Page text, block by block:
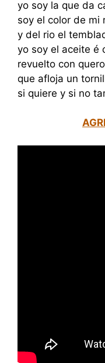
yo soy la que da
soy el color de mi
y del rio el
yo soy el aceite é
revuelto con
que afloja un
si quiere y si no